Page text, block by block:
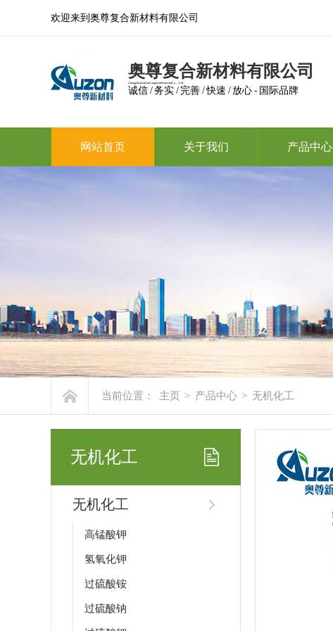
欢迎来到奥尊复合新材料有限公司
奥尊复合新材料有限公司
Changzhou Ao Zun Composite Material Co.，Ltd
诚信 / 务实 / 完善 / 快速 / 放心 - 国际品牌
网站首页 关于我们 产品中心
当前位置： 主页 > 产品中心 > 无机化工
无机化工
无机化工
高锰酸钾
氢氧化钾
过硫酸铵
过硫酸钠